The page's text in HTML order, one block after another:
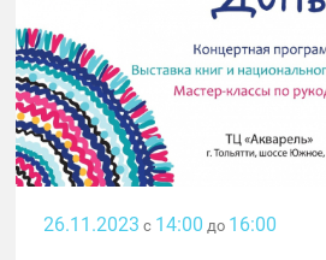
26.11.2023 с 14:00 до 16:00